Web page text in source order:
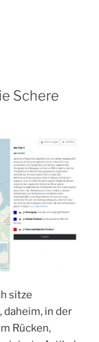
Schere
sitze
daheim, in der
Rücken,